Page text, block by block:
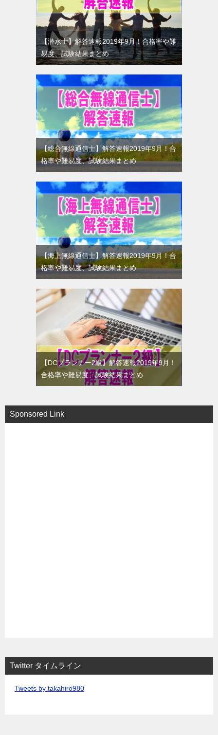
【潜水士】解答速報2019年9月！合格率や難
易度、試験結果まとめ
【総合無線通信士】解答速報2019年9月！合
格率や難易度、試験結果まとめ
【海上無線通信士】解答速報2019年9月！合
格率や難易度、試験結果まとめ
【DCプランナー2級】解答速報2019年9月！
合格率や難易度、試験結果まとめ
Sponsored Link
Twitter タイムライン
Tweets by takahiro980